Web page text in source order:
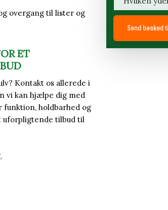
overgang til lister og
ET
Kontakt os allerede i
vi kan hjælpe dig med
holdbarhed og
uforpligtende tilbud til